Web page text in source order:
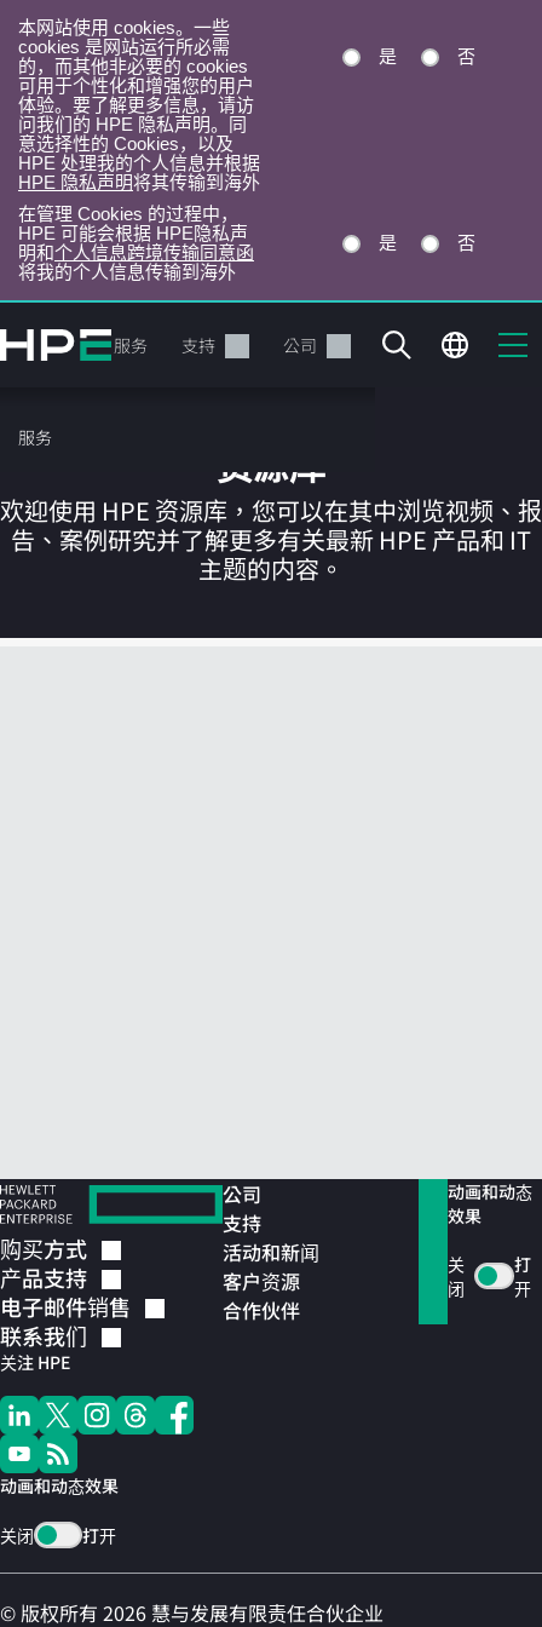
本网站使用 cookies。一些
cookies 是网站运行所必需
的，而其他非必要的 cookies
可用于个性化和增强您的用户
体验。要了解更多信息，请访
问我们的 HPE 隐私声明。同
意选择性的 Cookies，以及
HPE 处理我的个人信息并根据
HPE 隐私声明将其传输到海外
是 否
在管理 Cookies 的过程中，
HPE 可能会根据 HPE隐私声
明和个人信息跨境传输同意函
将我的个人信息传输到海外
是 否
转
到
目
录
产品 服务 支持 公司
服务
您的购物车目前是空的
资源库
欢迎使用 HPE 资源库，您可以在其中浏览视频、报
告、案例研究并了解更多有关最新 HPE 产品和 IT
主题的内容。
购买方式
产品支持
电子邮件销售
联系我们
关注 HPE
动画和动态效果
关闭 打开
公司
支持
活动和新闻
客户资源
合作伙伴
动画和动态
效果
关
闭
打
开
© 版权所有 2026 慧与发展有限责任合伙企业